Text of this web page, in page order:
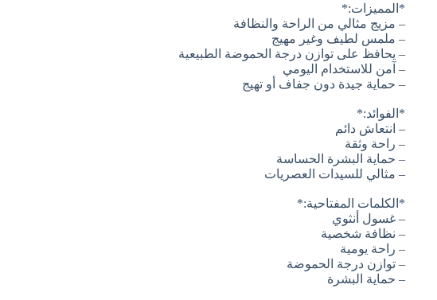
*المميزات:*
– مزيج مثالي من الراحة والنظافة
– ملمس لطيف وغير مهيج
– يحافظ على توازن درجة الحموضة الطبيعية
– آمن للاستخدام اليومي
– حماية جيدة دون جفاف أو تهيج
*الفوائد:*
– انتعاش دائم
– راحة وثقة
– حماية البشرة الحساسة
– مثالي للسيدات العصريات
*الكلمات المفتاحية:*
– غسول أنثوي
– نظافة شخصية
– راحة يومية
– توازن درجة الحموضة
– حماية البشرة